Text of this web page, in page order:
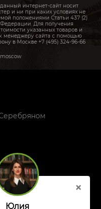
интернет-сайт носит
и ни при каких условиях не
положениями Статьи 437 (2)
Для получения
указанных товаров и
менеджеру сайта с помощью
в Москве +7 (495) 324-96-66
Юлия